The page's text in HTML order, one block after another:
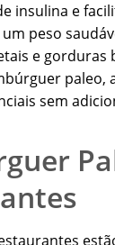
insulina e
peso
e gorduras
paleo,
sem